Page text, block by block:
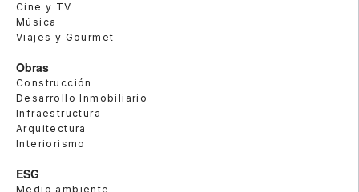
Cine y TV
Música
Viajes y Gourmet
Obras
Construcción
Desarrollo Inmobiliario
Infraestructura
Arquitectura
Interiorismo
ESG
Medio ambiente